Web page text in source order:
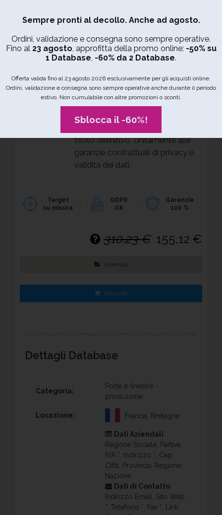
Sempre pronti al decollo. Anche ad agosto.
Ordini, validazione e consegna sono sempre operative.
Fino al 23 agosto, approfitta della promo online: -50% su
1 Database, -60% da 2 Database.
Offerta valida fino al 23 agosto 2026 esclusivamente per gli acquisti online.
Ordini, validazione e consegna sono sempre operative anche durante il periodo
estivo. Non cumulabile con altre promozioni o sconti.
Sblocca il -60%!
Scegli regione
1.149 Anagrafiche
Questo database contiene 1.149
anagrafiche aziendali complete,
uniche e sempre comprensive di
titolo definitivo, unitamente alle
garanzie contrattuali di privacy e
validità dei dati.
Target
su misura
GDPR
OK
Garanzia
100 %
310,23 € 155,12 €
Esempio
Acquista
Dettagli Database
Categoria:
Porte e finestre -
produzione
Locazione: Francia, Bretagne
Dati Aziendali:
Ragione Sociale, Partiva
IVA *, Indirizzo *, Cap,
Città, Provincia, Regione,
Nazione.
Dati di Contatto:
Indirizzo Email, Sito Web
*, Telefono *, Fax *, Link